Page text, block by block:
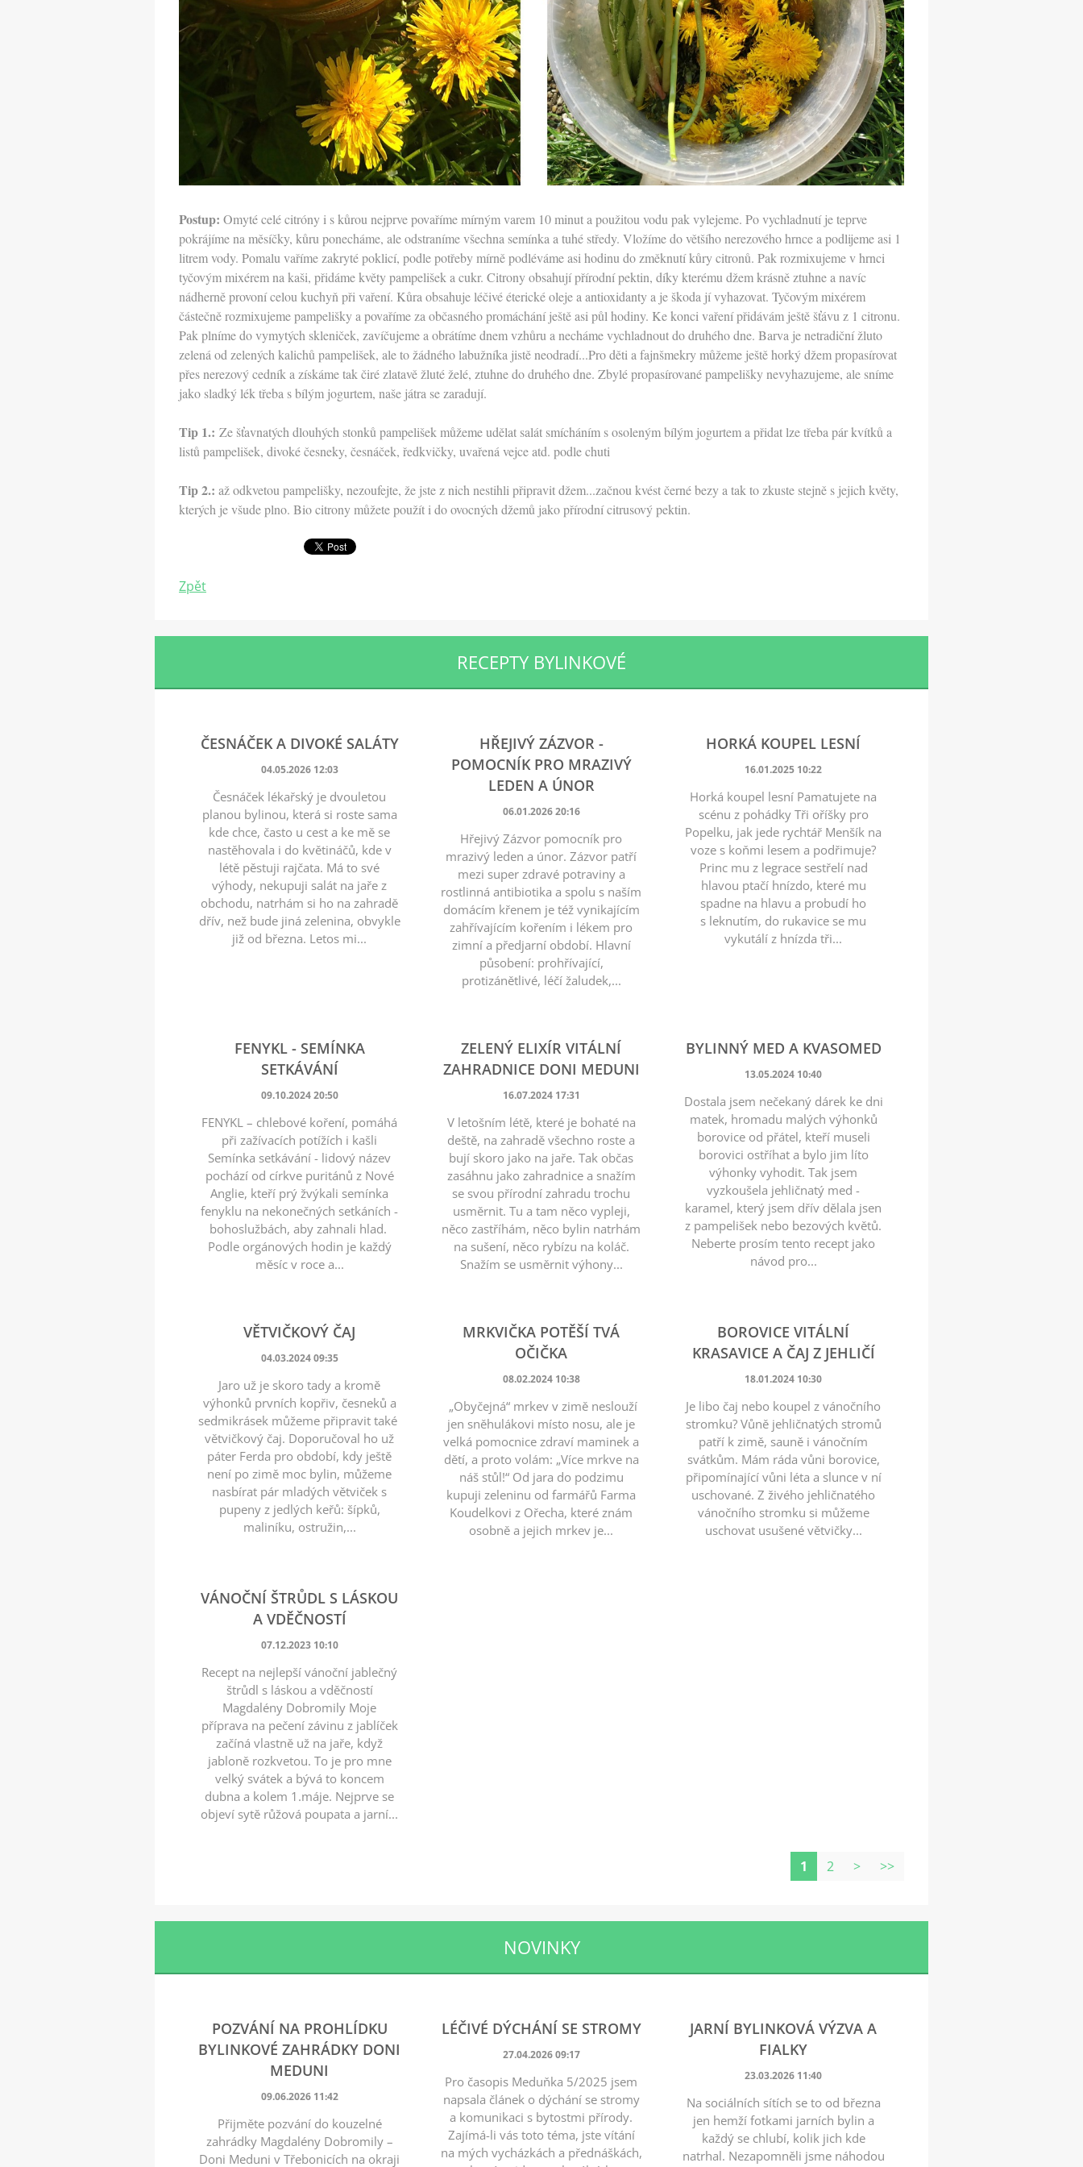
Postup: Omyté celé citróny i s kůrou nejprve povaříme mírným varem 10 minut a použitou vodu pak vylejeme. Po vychladnutí je teprve
pokrájíme na měsíčky, kůru ponecháme, ale odstraníme všechna semínka a tuhé středy. Vložíme do většího nerezového hrnce a podlijeme asi 1
litrem vody. Pomalu vaříme zakryté poklicí, podle potřeby mírně podléváme asi hodinu do změknutí kůry citronů. Pak rozmixujeme v hrnci
tyčovým mixérem na kaši, přidáme květy pampelišek a cukr. Citrony obsahují přírodní pektin, díky kterému džem krásně ztuhne a navíc
nádherně provoní celou kuchyň při vaření. Kůra obsahuje léčivé éterické oleje a antioxidanty a je škoda jí vyhazovat. Tyčovým mixérem
částečně rozmixujeme pampelišky a povaříme za občasného promáchání ještě asi půl hodiny. Ke konci vaření přidávám ještě šťávu z 1 citronu.
Pak plníme do vymytých skleniček, zavíčujeme a obrátíme dnem vzhůru a necháme vychladnout do druhého dne. Barva je netradiční žluto
zelená od zelených kalichů pampelišek, ale to žádného labužníka jistě neodradí...Pro děti a fajnšmekry můžeme ještě horký džem propasírovat
přes nerezový cedník a získáme tak čiré zlatavě žluté želé, ztuhne do druhého dne. Zbylé propasírované pampelišky nevyhazujeme, ale sníme
jako sladký lék třeba s bílým jogurtem, naše játra se zaradují.
Tip 1.: Ze šťavnatých dlouhých stonků pampelišek můžeme udělat salát smícháním s osoleným bílým jogurtem a přidat lze třeba pár kvítků a
listů pampelišek, divoké česneky, česnáček, ředkvičky, uvařená vejce atd. podle chuti
Tip 2.: až odkvetou pampelišky, nezoufejte, že jste z nich nestihli připravit džem...začnou kvést černé bezy a tak to zkuste stejně s jejich květy,
kterých je všude plno. Bio citrony můžete použít i do ovocných džemů jako přírodní citrusový pektin.
Zpět
RECEPTY BYLINKOVÉ
ČESNÁČEK A DIVOKÉ SALÁTY
04.05.2026 12:03
Česnáček lékařský je dvouletou
planou bylinou, která si roste sama
kde chce, často u cest a ke mě se
nastěhovala i do květináčů, kde v
létě pěstuji rajčata. Má to své
výhody, nekupuji salát na jaře z
obchodu, natrhám si ho na zahradě
dřív, než bude jiná zelenina, obvykle
již od března. Letos mi...
HŘEJIVÝ ZÁZVOR -
POMOCNÍK PRO MRAZIVÝ
LEDEN A ÚNOR
06.01.2026 20:16
Hřejivý Zázvor pomocník pro
mrazivý leden a únor. Zázvor patří
mezi super zdravé potraviny a
rostlinná antibiotika a spolu s naším
domácím křenem je též vynikajícím
zahřívajícím kořením i lékem pro
zimní a předjarní období. Hlavní
působení: prohřívající,
protizánětlivé, léčí žaludek,...
HORKÁ KOUPEL LESNÍ
16.01.2025 10:22
Horká koupel lesní Pamatujete na
scénu z pohádky Tři oříšky pro
Popelku, jak jede rychtář Menšík na
voze s koňmi lesem a podřimuje?
Princ mu z legrace sestřelí nad
hlavou ptačí hnízdo, které mu
spadne na hlavu a probudí ho
s leknutím, do rukavice se mu
vykutálí z hnízda tři...
FENYKL - SEMÍNKA
SETKÁVÁNÍ
09.10.2024 20:50
FENYKL – chlebové koření, pomáhá
při zažívacích potížích i kašli
Semínka setkávání - lidový název
pochází od církve puritánů z Nové
Anglie, kteří prý žvýkali semínka
fenyklu na nekonečných setkáních -
bohoslužbách, aby zahnali hlad.
Podle orgánových hodin je každý
měsíc v roce a...
ZELENÝ ELIXÍR VITÁLNÍ
ZAHRADNICE DONI MEDUNI
16.07.2024 17:31
V letošním létě, které je bohaté na
deště, na zahradě všechno roste a
bují skoro jako na jaře. Tak občas
zasáhnu jako zahradnice a snažím
se svou přírodní zahradu trochu
usměrnit. Tu a tam něco vypleji,
něco zastříhám, něco bylin natrhám
na sušení, něco rybízu na koláč.
Snažím se usměrnit výhony...
BYLINNÝ MED A KVASOMED
13.05.2024 10:40
Dostala jsem nečekaný dárek ke dni
matek, hromadu malých výhonků
borovice od přátel, kteří museli
borovici ostříhat a bylo jim líto
výhonky vyhodit. Tak jsem
vyzkoušela jehličnatý med -
karamel, který jsem dřív dělala jsen
z pampelišek nebo bezových květů.
Neberte prosím tento recept jako
návod pro...
VĚTVIČKOVÝ ČAJ
04.03.2024 09:35
Jaro už je skoro tady a kromě
výhonků prvních kopřiv, česneků a
sedmikrásek můžeme připravit také
větvičkový čaj. Doporučoval ho už
páter Ferda pro období, kdy ještě
není po zimě moc bylin, můžeme
nasbírat pár mladých větviček s
pupeny z jedlých keřů: šípků,
maliníku, ostružin,...
MRKVIČKA POTĚŠÍ TVÁ
OČIČKA
08.02.2024 10:38
„Obyčejná“ mrkev v zimě neslouží
jen sněhulákovi místo nosu, ale je
velká pomocnice zdraví maminek a
dětí, a proto volám: „Více mrkve na
náš stůl!“ Od jara do podzimu
kupuji zeleninu od farmářů Farma
Koudelkovi z Ořecha, které znám
osobně a jejich mrkev je...
BOROVICE VITÁLNÍ
KRASAVICE A ČAJ Z JEHLIČÍ
18.01.2024 10:30
Je libo čaj nebo koupel z vánočního
stromku? Vůně jehličnatých stromů
patří k zimě, sauně i vánočním
svátkům. Mám ráda vůni borovice,
připomínající vůni léta a slunce v ní
uschované. Z živého jehličnatého
vánočního stromku si můžeme
uschovat usušené větvičky...
VÁNOČNÍ ŠTRŮDL S LÁSKOU
A VDĚČNOSTÍ
07.12.2023 10:10
Recept na nejlepší vánoční jablečný
štrůdl s láskou a vděčností
Magdalény Dobromily Moje
příprava na pečení závinu z jablíček
začíná vlastně už na jaře, když
jabloně rozkvetou. To je pro mne
velký svátek a bývá to koncem
dubna a kolem 1.máje. Nejprve se
objeví sytě růžová poupata a jarní...
1 2 > >>
NOVINKY
POZVÁNÍ NA PROHLÍDKU
BYLINKOVÉ ZAHRÁDKY DONI
MEDUNI
09.06.2026 11:42
Přijměte pozvání do kouzelné
zahrádky Magdalény Dobromily –
Doni Meduni v Třebonicích na okraji
LÉČIVÉ DÝCHÁNÍ SE STROMY
27.04.2026 09:17
Pro časopis Meduňka 5/2025 jsem
napsala článek o dýchání se stromy
a komunikaci s bytostmi přírody.
Zajímá-li vás toto téma, jste vítání
na mých vycházkách a přednáškách,
JARNÍ BYLINKOVÁ VÝZVA A
FIALKY
23.03.2026 11:40
Na sociálních sítích se to od března
jen hemží fotkami jarních bylin a
každý se chlubí, kolik jich kde
natrhal. Nezapomněli jsme náhodou